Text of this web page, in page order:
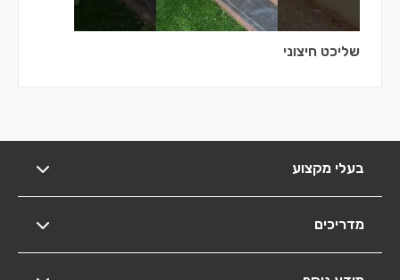
שליכט חיצוני
בעלי מקצוע
מדריכים